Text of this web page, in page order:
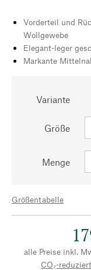
Vorderteil und
Wollgewebe
Elegant-leger
Markante
Variante
Größe
Menge
Größentabelle
alle Preise inkl.
CO₂-